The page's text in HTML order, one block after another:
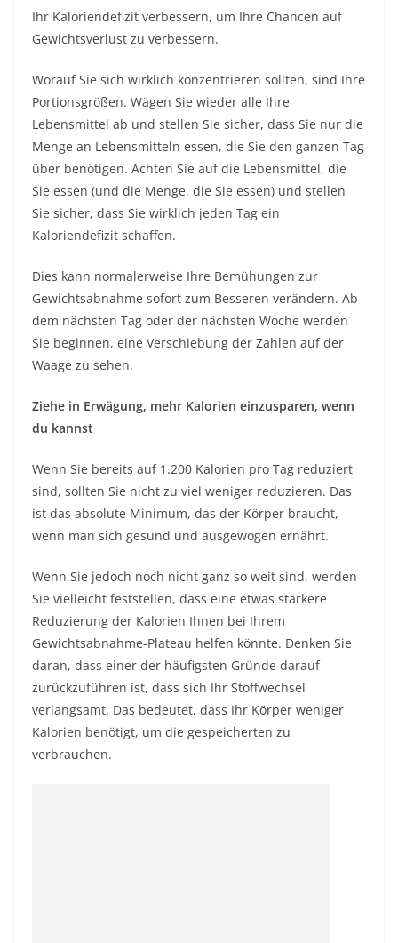
Ihr Kaloriendefizit verbessern, um Ihre Chancen auf
Gewichtsverlust zu verbessern.
Worauf Sie sich wirklich konzentrieren sollten, sind Ihre
Portionsgrößen. Wägen Sie wieder alle Ihre
Lebensmittel ab und stellen Sie sicher, dass Sie nur die
Menge an Lebensmitteln essen, die Sie den ganzen Tag
über benötigen. Achten Sie auf die Lebensmittel, die
Sie essen (und die Menge, die Sie essen) und stellen
Sie sicher, dass Sie wirklich jeden Tag ein
Kaloriendefizit schaffen.
Dies kann normalerweise Ihre Bemühungen zur
Gewichtsabnahme sofort zum Besseren verändern. Ab
dem nächsten Tag oder der nächsten Woche werden
Sie beginnen, eine Verschiebung der Zahlen auf der
Waage zu sehen.
Ziehe in Erwägung, mehr Kalorien einzusparen, wenn
du kannst
Wenn Sie bereits auf 1.200 Kalorien pro Tag reduziert
sind, sollten Sie nicht zu viel weniger reduzieren. Das
ist das absolute Minimum, das der Körper braucht,
wenn man sich gesund und ausgewogen ernährt.
Wenn Sie jedoch noch nicht ganz so weit sind, werden
Sie vielleicht feststellen, dass eine etwas stärkere
Reduzierung der Kalorien Ihnen bei Ihrem
Gewichtsabnahme-Plateau helfen könnte. Denken Sie
daran, dass einer der häufigsten Gründe darauf
zurückzuführen ist, dass sich Ihr Stoffwechsel
verlangsamt. Das bedeutet, dass Ihr Körper weniger
Kalorien benötigt, um die gespeicherten zu
verbrauchen.